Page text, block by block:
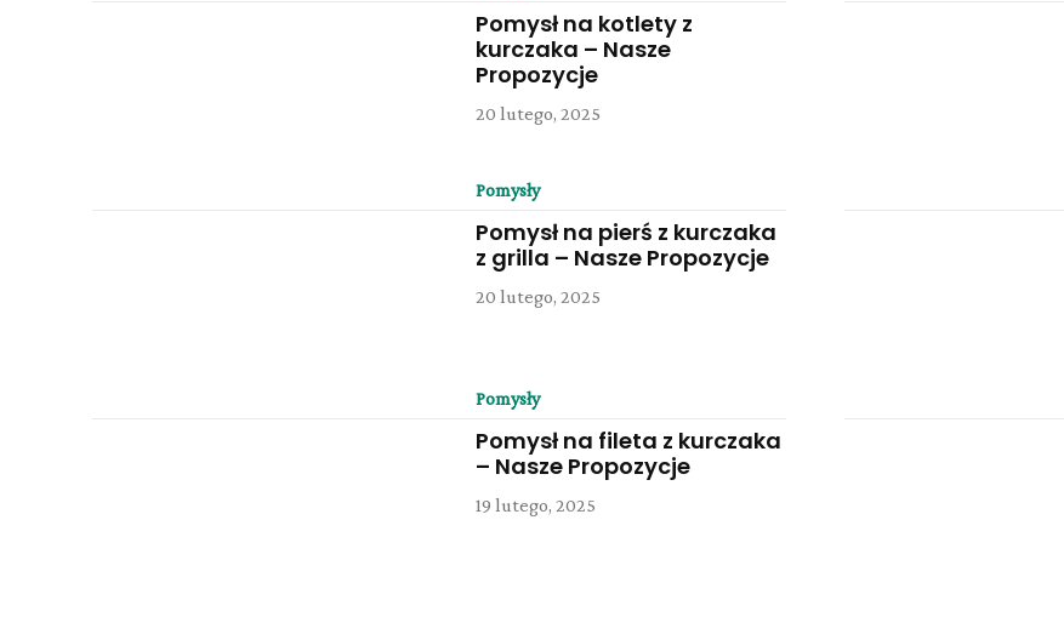
Pomysł na kotlety z
kurczaka – Nasze
Propozycje
20 lutego, 2025
Pomysły
Pomysł na pierś z kurczaka
z grilla – Nasze Propozycje
20 lutego, 2025
Pomysły
Pomysł na fileta z kurczaka
– Nasze Propozycje
19 lutego, 2025